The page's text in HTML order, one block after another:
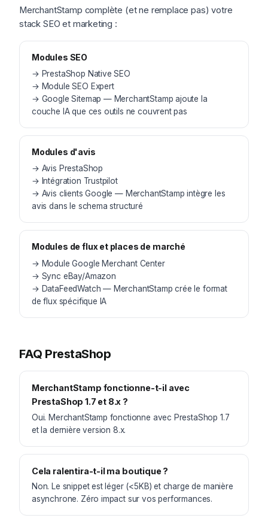
MerchantStamp complète (et ne remplace pas) votre
stack SEO et marketing :
Modules SEO
→ PrestaShop Native SEO
→ Module SEO Expert
→ Google Sitemap — MerchantStamp ajoute la
couche IA que ces outils ne couvrent pas
Modules d'avis
→ Avis PrestaShop
→ Intégration Trustpilot
→ Avis clients Google — MerchantStamp intègre les
avis dans le schema structuré
Modules de flux et places de marché
→ Module Google Merchant Center
→ Sync eBay/Amazon
→ DataFeedWatch — MerchantStamp crée le format
de flux spécifique IA
FAQ PrestaShop
MerchantStamp fonctionne-t-il avec
PrestaShop 1.7 et 8.x ?
Oui. MerchantStamp fonctionne avec PrestaShop 1.7
et la dernière version 8.x.
Cela ralentira-t-il ma boutique ?
Non. Le snippet est léger (<5KB) et charge de manière
asynchrone. Zéro impact sur vos performances.